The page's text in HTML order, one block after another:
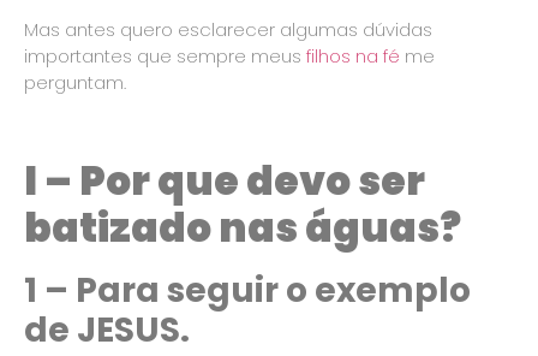
Mas antes quero esclarecer algumas dúvidas
importantes que sempre meus filhos na fé me
perguntam.
I – Por que devo ser
batizado nas águas?
1 – Para seguir o exemplo
de JESUS.